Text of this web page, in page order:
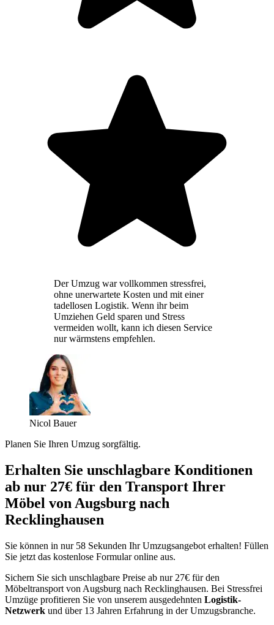
Der Umzug war vollkommen stressfrei,
ohne unerwartete Kosten und mit einer
tadellosen Logistik. Wenn ihr beim
Umziehen Geld sparen und Stress
vermeiden wollt, kann ich diesen Service
nur wärmstens empfehlen.
Nicol Bauer
Planen Sie Ihren Umzug sorgfältig.
Erhalten Sie unschlagbare Konditionen
ab nur 27€ für den Transport Ihrer
Möbel von Augsburg nach
Recklinghausen
Sie können in nur 58 Sekunden Ihr Umzugsangebot erhalten! Füllen
Sie jetzt das kostenlose Formular online aus.
Sichern Sie sich unschlagbare Preise ab nur 27€ für den
Möbeltransport von Augsburg nach Recklinghausen. Bei Stressfrei
Umzüge profitieren Sie von unserem ausgedehnten Logistik-
Netzwerk und über 13 Jahren Erfahrung in der Umzugsbranche.